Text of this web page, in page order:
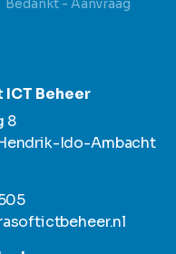
Bedankt - Aanvraag
Beheer
8
Ido-Ambacht